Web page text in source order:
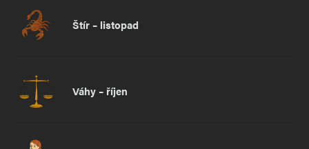
Štír – listopad
Váhy – říjen